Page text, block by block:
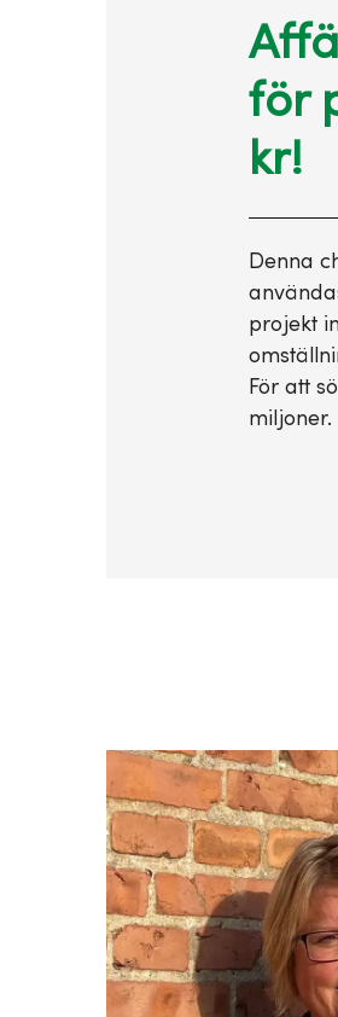
för
kr!
Denna
projekt
För att
miljoner.